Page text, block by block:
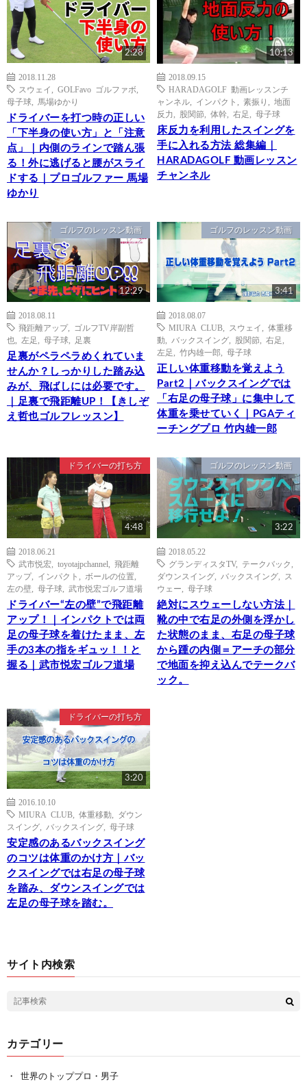
2:28
2018.11.28
スウェイ
GOLFavo ゴルファボ
母子球
馬場ゆかり
ドライバーを打つ時の正しい
「下半身の使い方」と「注意
点」｜内側のラインで踏ん張
る！外に逃げると腰がスライ
ドする｜プロゴルファー 馬場
ゆかり
10:13
2018.09.15
HARADAGOLF 動画レッスンチ
ャンネル
インパクト 素振り
地面
反力
股関節 体幹 右足 母子球
床反力を利用したスイングを
手に入れる方法 総集編｜
HARADAGOLF 動画レッスン
チャンネル
ゴルフのレッスン動画
12:29
2018.08.11
飛距離アップ, ゴルフTV岸副哲
也
左足 母子球 足裏
足裏がペラペラめくれていま
せんか？しっかりした踏み込
みが、飛ばしには必要です。
｜足裏で飛距離UP！【きしぞ
え哲也ゴルフレッスン】
ゴルフのレッスン動画
3:41
2018.08.07
MIURA CLUB
スウェイ
体重移
動
バックスイング 股関節 右足
左足
竹内雄一郎 母子球
正しい体重移動を覚えよう
Part2｜バックスイングでは
「右足の母子球」に集中して
体重を乗せていく｜PGAティ
ーチングプロ 竹内雄一郎
ドライバーの打ち方
4:48
2018.06.21
武市悦宏
toyotajpchannel
飛距離
アップ, インパクト ボールの位置
左の壁
母子球 武市悦宏ゴルフ道場
ドライバー“左の壁”で飛距離
アップ！｜インパクトでは両
足の母子球を着けたまま、左
手の3本の指をギュッ！！と
握る｜武市悦宏ゴルフ道場
ゴルフのレッスン動画
3:22
2018.05.22
グランディスタTV, テークバック
ダウンスイング
バックスイング
ス
ウェー
母子球
絶対にスウェーしない方法｜
靴の中で右足の外側を浮かし
た状態のまま、右足の母子球
から踵の内側＝アーチの部分
で地面を抑え込んでテークバ
ック。
ドライバーの打ち方
3:20
2016.10.10
MIURA CLUB
体重移動
ダウン
スイング
バックスイング 母子球
安定感のあるバックスイング
のコツは体重のかけ方｜バッ
クスイングでは右足の母子球
を踏み、ダウンスイングでは
左足の母子球を踏む。
サイト内検索
カテゴリー
世界のトッププロ・男子